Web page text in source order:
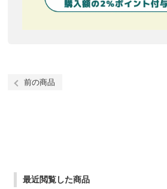
前の商品
最近閲覧した商品